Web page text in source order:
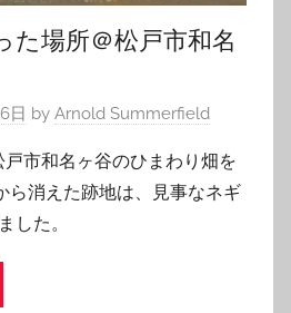
た場所＠松戸市和名
日 by Arnold Summerfield
市和名ヶ谷のひまわり畑を
ら消えた跡地は、見事なネギ
した。